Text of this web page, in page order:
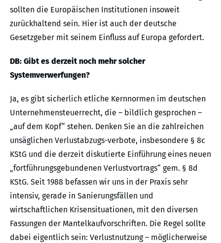
sollten die Europäischen Institutionen insoweit
zurückhaltend sein. Hier ist auch der deutsche
Gesetzgeber mit seinem Einfluss auf Europa gefordert.
DB: Gibt es derzeit noch mehr solcher
Systemverwerfungen?
Ja, es gibt sicherlich etliche Kernnormen im deutschen
Unternehmensteuerrecht, die – bildlich gesprochen –
„auf dem Kopf“ stehen. Denken Sie an die zahlreichen
unsäglichen Verlustabzugs-verbote, insbesondere § 8c
KStG und die derzeit diskutierte Einführung eines neuen
„fortführungsgebundenen Verlustvortrags“ gem. § 8d
KStG. Seit 1988 befassen wir uns in der Praxis sehr
intensiv, gerade in Sanierungsfällen und
wirtschaftlichen Krisensituationen, mit den diversen
Fassungen der Mantelkaufvorschriften. Die Regel sollte
dabei eigentlich sein: Verlustnutzung – möglicherweise